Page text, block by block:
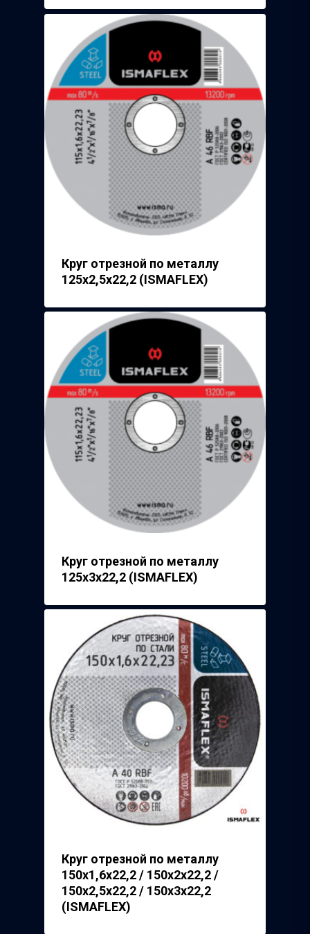
Круг отрезной по металлу
125х2,5х22,2 (ISMAFLEX)
Круг отрезной по металлу
125х3х22,2 (ISMAFLEX)
Круг отрезной по металлу
150х1,6х22,2 / 150х2х22,2 /
150х2,5х22,2 / 150х3х22,2
(ISMAFLEX)